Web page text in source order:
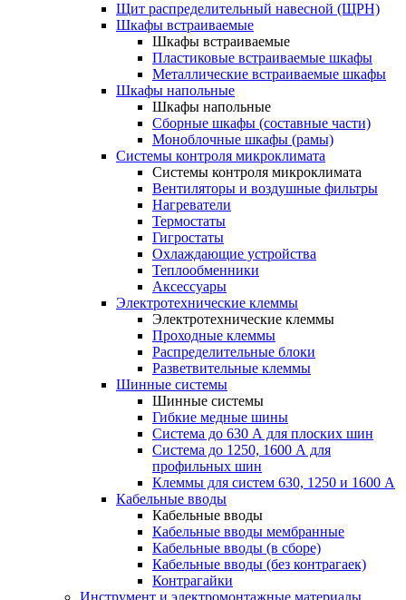
Щит распределительный навесной (ЩРН)
Шкафы встраиваемые
Шкафы встраиваемые
Пластиковые встраиваемые шкафы
Металлические встраиваемые шкафы
Шкафы напольные
Шкафы напольные
Сборные шкафы (составные части)
Моноблочные шкафы (рамы)
Системы контроля микроклимата
Системы контроля микроклимата
Вентиляторы и воздушные фильтры
Нагреватели
Термостаты
Гигростаты
Охлаждающие устройства
Теплообменники
Аксессуары
Электротехнические клеммы
Электротехнические клеммы
Проходные клеммы
Распределительные блоки
Разветвительные клеммы
Шинные системы
Шинные системы
Гибкие медные шины
Система до 630 А для плоских шин
Система до 1250, 1600 А для
профильных шин
Клеммы для систем 630, 1250 и 1600 А
Кабельные вводы
Кабельные вводы
Кабельные вводы мембранные
Кабельные вводы (в сборе)
Кабельные вводы (без контрагаек)
Контрагайки
Инструмент и электромонтажные материалы